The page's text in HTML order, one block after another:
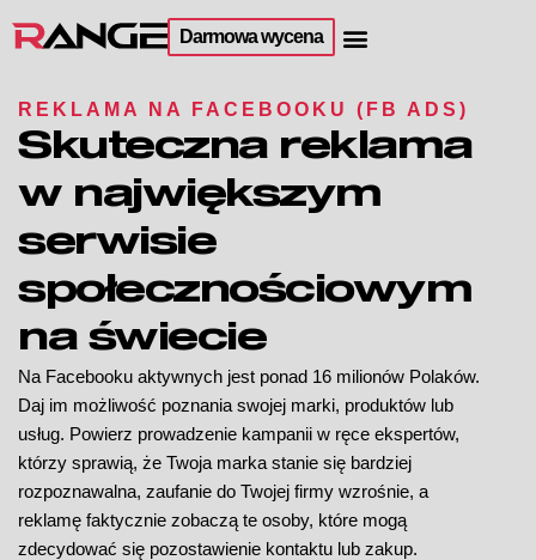
Darmowa wycena
REKLAMA NA FACEBOOKU (FB ADS)
Skuteczna reklama
w największym
serwisie
społecznościowym
na świecie
Na Facebooku aktywnych jest ponad 16 milionów Polaków.
Daj im możliwość poznania swojej marki, produktów lub
usług. Powierz prowadzenie kampanii w ręce ekspertów,
którzy sprawią, że Twoja marka stanie się bardziej
rozpoznawalna, zaufanie do Twojej firmy wzrośnie, a
reklamę faktycznie zobaczą te osoby, które mogą
zdecydować się pozostawienie kontaktu lub zakup.